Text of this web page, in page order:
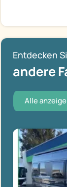
Entdecken
andere
Alle